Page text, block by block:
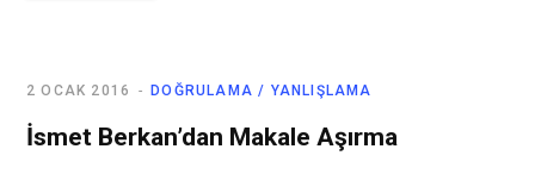
DOĞRULAMA / YANLIŞLAMA
2 OCAK 2016
İsmet Berkan’dan Makale Aşırma